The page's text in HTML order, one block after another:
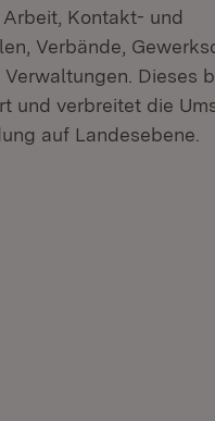
Kontakt- und
Verbände,
Dieses
und verbreitet die
auf Landesebene.